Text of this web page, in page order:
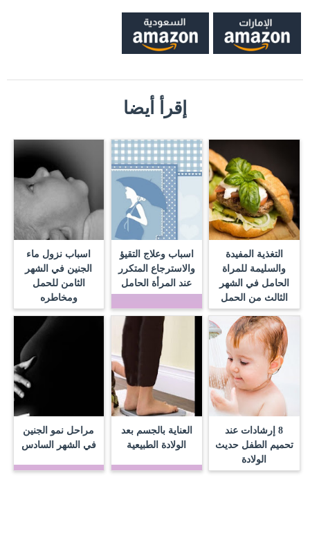
إقرأ أيضا
التغذية المفيدة
والسليمة للمراة
الحامل في الشهر
الثالث من الحمل
اسباب وعلاج التقيؤ
والاسترجاع المتكرر
عند المرأة الحامل
اسباب نزول ماء
الجنين في الشهر
الثامن للحمل
ومخاطره
8 إرشادات عند
تحميم الطفل حديث
الولادة
العناية بالجسم بعد
الولادة الطبيعية
مراحل نمو الجنين
في الشهر السادس